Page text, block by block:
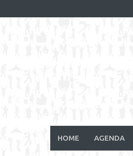
to
HOME AGENDA